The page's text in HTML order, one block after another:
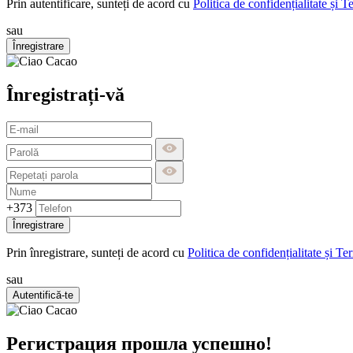
Prin autentificare, sunteți de acord cu Politica de confidențialitate și
sau
Înregistrare
Înregistrați-vă
+373
Înregistrare
Prin înregistrare, sunteți de acord cu Politica de confidențialitate și
sau
Autentifică-te
Регистрация прошла успешно!